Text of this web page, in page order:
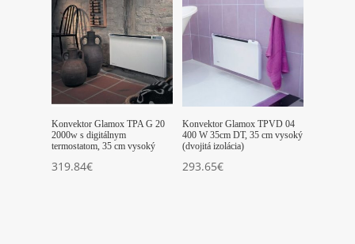
Konvektor Glamox TPA G 20
2000w s digitálnym
termostatom, 35 cm vysoký
319.84€
Konvektor Glamox TPVD 04
400 W 35cm DT, 35 cm vysoký
(dvojitá izolácia)
293.65€